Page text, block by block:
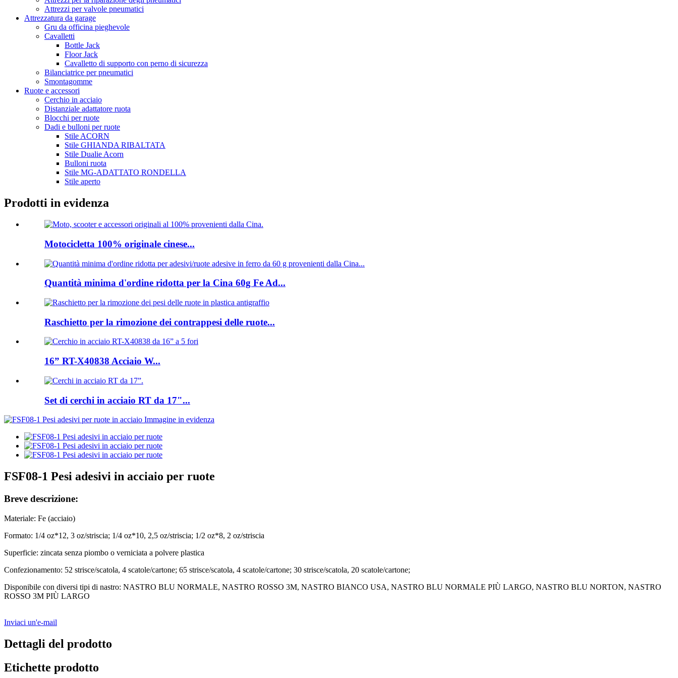
Attrezzi per valvole pneumatici
Attrezzatura da garage
Gru da officina pieghevole
Cavalletti
Bottle Jack
Floor Jack
Cavalletto di supporto con perno di sicurezza
Bilanciatrice per pneumatici
Smontagomme
Ruote e accessori
Cerchio in acciaio
Distanziale adattatore ruota
Blocchi per ruote
Dadi e bulloni per ruote
Stile ACORN
Stile GHIANDA RIBALTATA
Stile Dualie Acorn
Bulloni ruota
Stile MG-ADATTATO RONDELLA
Stile aperto
Prodotti in evidenza
Motocicletta 100% originale cinese...
Quantità minima d'ordine ridotta per la Cina 60g Fe Ad...
Raschietto per la rimozione dei contrappesi delle ruote...
16” RT-X40838 Acciaio W...
Set di cerchi in acciaio RT da 17"...
FSF08-1 Pesi adesivi in ​​acciaio per ruote
Breve descrizione:
Materiale: Fe (acciaio)
Formato: 1/4 oz*12, 3 oz/striscia; 1/4 oz*10, 2,5 oz/striscia; 1/2 oz*8, 2 oz/striscia
Superficie: zincata senza piombo o verniciata a polvere plastica
Confezionamento: 52 strisce/scatola, 4 scatole/cartone; 65 strisce/scatola, 4 scatole/cartone; 30 strisce/scatola, 20 scatole/cartone;
Disponibile con diversi tipi di nastro: NASTRO BLU NORMALE, NASTRO ROSSO 3M, NASTRO BIANCO USA, NASTRO BLU NORMALE PIÙ LARGO, NASTRO BLU NORTON, NASTRO
ROSSO 3M PIÙ LARGO
Inviaci un'e-mail
Dettagli del prodotto
Etichette prodotto